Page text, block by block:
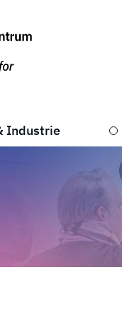
Industrie